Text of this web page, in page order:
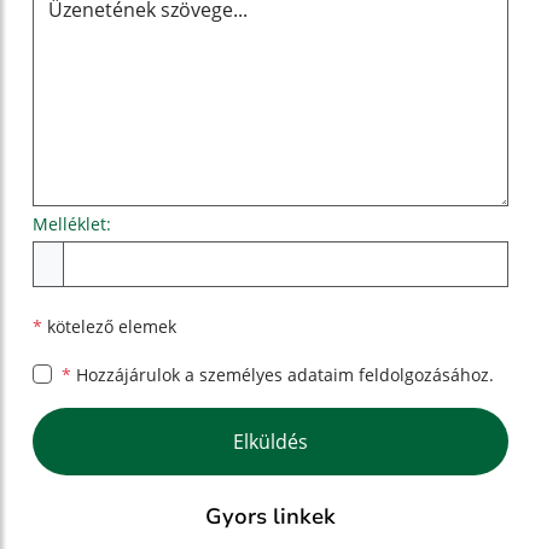
Melléklet:
* kötelező elemek
* Hozzájárulok a személyes adataim feldolgozásához.
Google reCaptcha Response
Elküldés
Gyors linkek